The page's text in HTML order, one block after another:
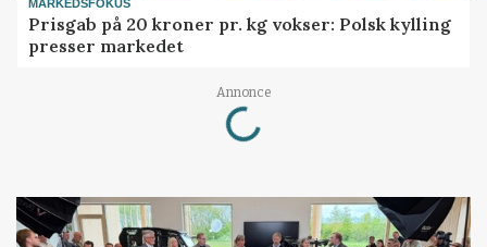
MARKEDSFOKUS
Prisgab på 20 kroner pr. kg vokser: Polsk kylling
presser markedet
Annonce
Loading...